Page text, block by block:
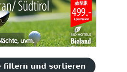
filtern und sortieren